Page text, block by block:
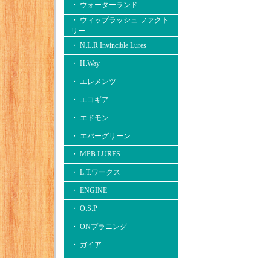
・ ウォーターランド
・ ウィップラッシュ ファクト
リー
・ N.L.R Invincible Lures
・ H.Way
・ エレメンツ
・ エコギア
・ エドモン
・ エバーグリーン
・ MPB LURES
・ L.T.ワークス
・ ENGINE
・ O.S.P
・ ONプラニング
・ ガイア